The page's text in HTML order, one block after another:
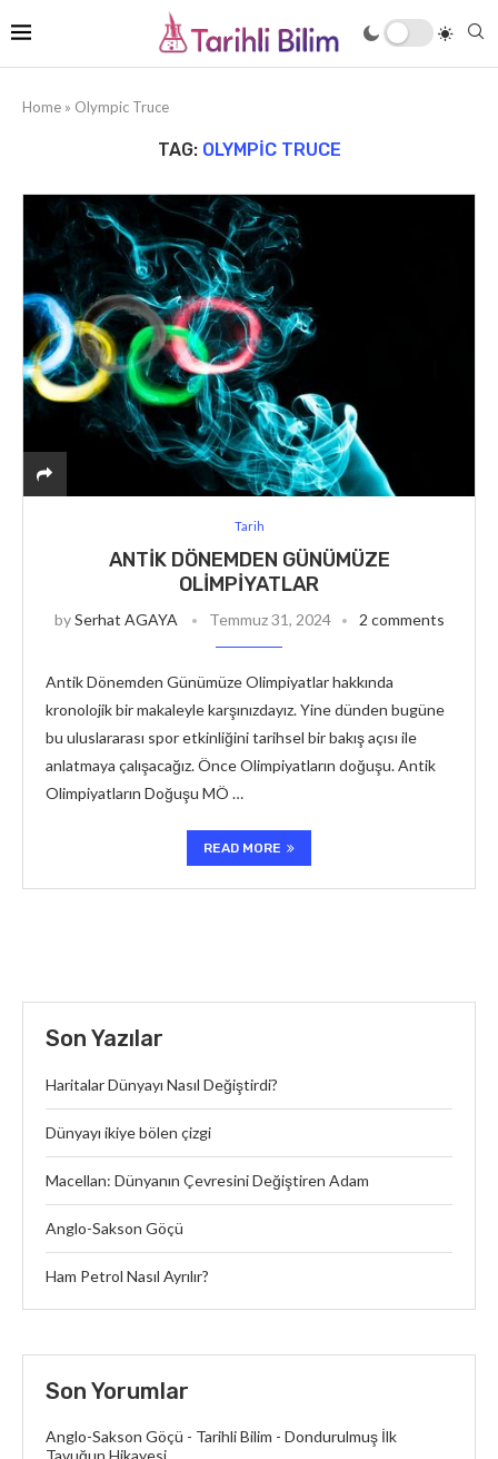
Home » Olympic Truce
TAG: OLYMPIC TRUCE
Tarih
ANTIK DÖNEMDEN GÜNÜMÜZE
OLIMPIYATLAR
bySerhat AGAYA Temmuz 31, 2024 2 comments
Antik Dönemden Günümüze Olimpiyatlar hakkında
kronolojik bir makaleyle karşınızdayız. Yine dünden bugüne
bu uluslararası spor etkinliğini tarihsel bir bakış açısı ile
anlatmaya çalışacağız. Önce Olimpiyatların doğuşu. Antik
Olimpiyatların Doğuşu MÖ …
READ MORE
Son Yazılar
Haritalar Dünyayı Nasıl Değiştirdi?
Dünyayı ikiye bölen çizgi
Macellan: Dünyanın Çevresini Değiştiren Adam
Anglo-Sakson Göçü
Ham Petrol Nasıl Ayrılır?
Son Yorumlar
Anglo-Sakson Göçü - Tarihli Bilim - Dondurulmuş İlk
Tavuğun Hikayesi